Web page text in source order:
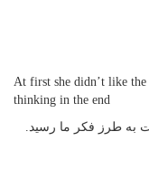
At first she didn’t like
thinking in the end
به طرز فکر ما رسید.